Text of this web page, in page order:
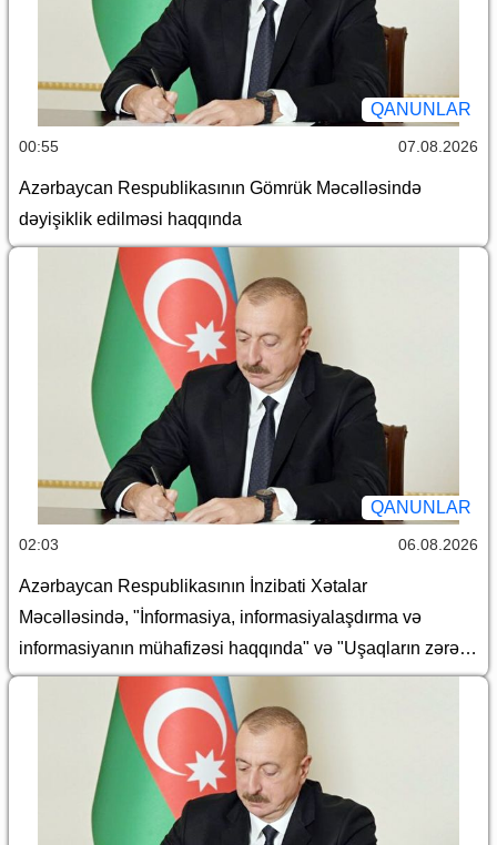
QANUNLAR
00:55 07.08.2026
Azərbaycan Respublikasının Gömrük Məcəlləsində
dəyişiklik edilməsi haqqında
QANUNLAR
02:03 06.08.2026
Azərbaycan Respublikasının İnzibati Xətalar
Məcəlləsində, "İnformasiya, informasiyalaşdırma və
informasiyanın mühafizəsi haqqında" və "Uşaqların zərərli
informasiyadan qorunması haqqında" Azərbaycan
Respublikasının qanunlarında dəyişiklik edilməsi barədə